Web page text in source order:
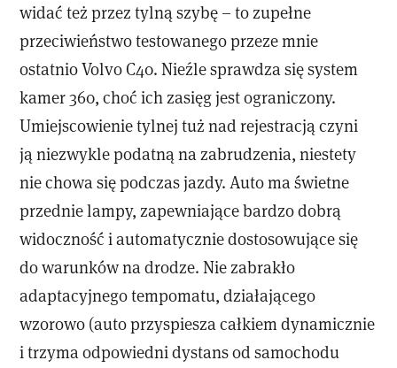
widać też przez tylną szybę – to zupełne
przeciwieństwo testowanego przeze mnie
ostatnio Volvo C40. Nieźle sprawdza się system
kamer 360, choć ich zasięg jest ograniczony.
Umiejscowienie tylnej tuż nad rejestracją czyni
ją niezwykle podatną na zabrudzenia, niestety
nie chowa się podczas jazdy. Auto ma świetne
przednie lampy, zapewniające bardzo dobrą
widoczność i automatycznie dostosowujące się
do warunków na drodze. Nie zabrakło
adaptacyjnego tempomatu, działającego
wzorowo (auto przyspiesza całkiem dynamicznie
i trzyma odpowiedni dystans od samochodu